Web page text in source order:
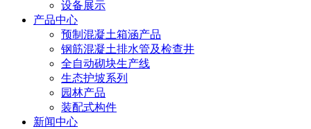
设备展示
产品中心
预制混凝土箱涵产品
钢筋混凝土排水管及检查井
全自动砌块生产线
生态护坡系列
园林产品
装配式构件
新闻中心